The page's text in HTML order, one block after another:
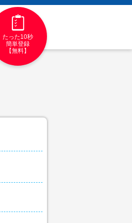
たった10秒
簡単登録
【無料】